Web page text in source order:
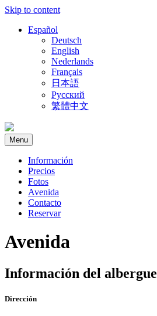
Skip to content
Español
Deutsch
English
Nederlands
Français
日本語
Русский
繁體中文
Menu
Información
Precios
Fotos
Avenida
Contacto
Reservar
Avenida
Información del albergue
Dirección